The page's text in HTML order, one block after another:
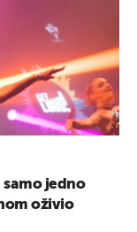
samo jedno
oživio